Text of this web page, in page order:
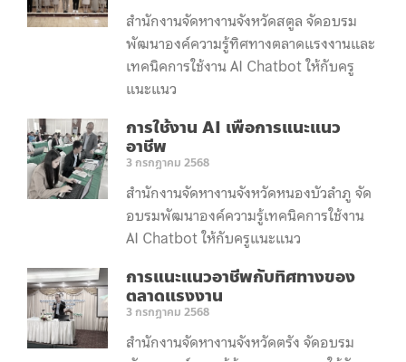
สำนักงานจัดหางานจังหวัดสตูล จัดอบรม
พัฒนาองค์ความรู้ทิศทางตลาดแรงงานและ
เทคนิคการใช้งาน AI Chatbot ให้กับครู
แนะแนว
การใช้งาน AI เพื่อการแนะแนว
อาชีพ
3 กรกฎาคม 2568
สำนักงานจัดหางานจังหวัดหนองบัวลำภู จัด
อบรมพัฒนาองค์ความรู้เทคนิคการใช้งาน
AI Chatbot ให้กับครูแนะแนว
การแนะแนวอาชีพกับทิศทางของ
ตลาดแรงงาน
3 กรกฎาคม 2568
สำนักงานจัดหางานจังหวัดตรัง จัดอบรม